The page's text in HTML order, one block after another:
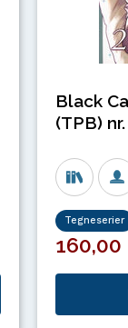
Black
(TPB) nr.
Tegneserier
160,00